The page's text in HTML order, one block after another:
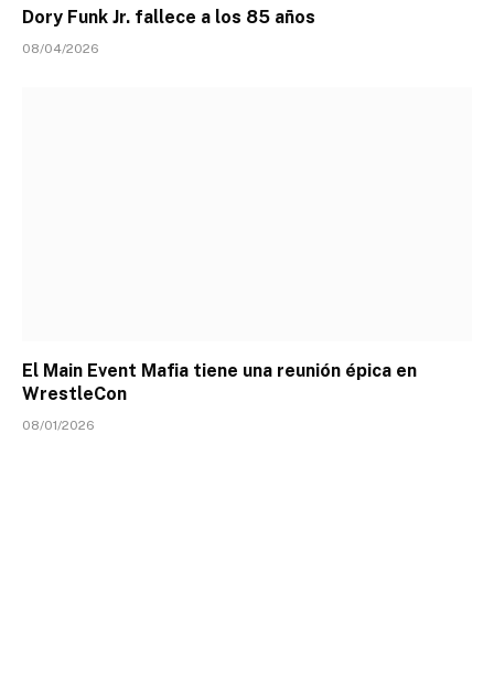
Dory Funk Jr. fallece a los 85 años
08/04/2026
El Main Event Mafia tiene una reunión épica en
WrestleCon
08/01/2026